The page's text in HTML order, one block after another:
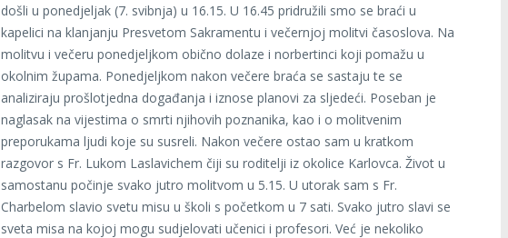
došli u ponedjeljak (7. svibnja) u 16.15. U 16.45 pridružili smo se braći u
kapelici na klanjanju Presvetom Sakramentu i večernjoj molitvi časoslova. Na
molitvu i večeru ponedjeljkom obično dolaze i norbertinci koji pomažu u
okolnim župama. Ponedjeljkom nakon večere braća se sastaju te se
analiziraju prošlotjedna događanja i iznose planovi za sljedeći. Poseban je
naglasak na vijestima o smrti njihovih poznanika, kao i o molitvenim
preporukama ljudi koje su susreli. Nakon večere ostao sam u kratkom
razgovor s Fr. Lukom Laslavichem čiji su roditelji iz okolice Karlovca. Život u
samostanu počinje svako jutro molitvom u 5.15. U utorak sam s Fr.
Charbelom slavio svetu misu u školi s početkom u 7 sati. Svako jutro slavi se
sveta misa na kojoj mogu sudjelovati učenici i profesori. Već je nekoliko